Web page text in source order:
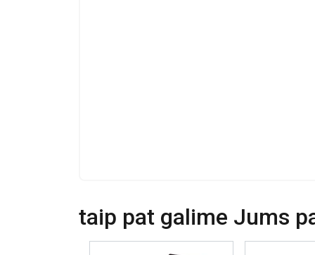
taip pat galime Jums